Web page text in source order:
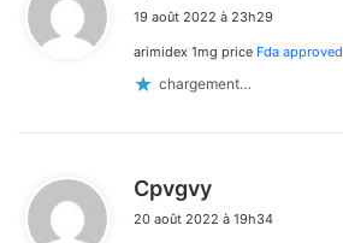
t
19 août 2022 à 23h29
arimidex 1mg price Fda
chargement…
Cpvgvy
t
20 août 2022 à 19h34